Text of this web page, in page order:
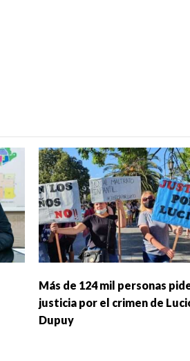
Más de 124 mil personas
justicia por el crimen de
Dupuy